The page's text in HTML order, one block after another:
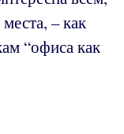
– как
“офиса как